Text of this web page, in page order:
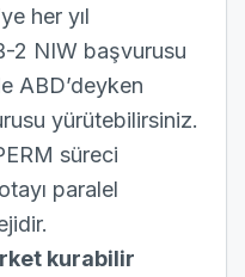
her yıl
2 NIW başvurusu
ABD’deyken
yürütebilirsiniz.
süreci
paralel
kurabilir